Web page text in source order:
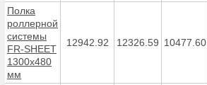
Полка
роллерной
системы
FR-SHEET
1300х480
мм
12942.92 12326.59 10477.60